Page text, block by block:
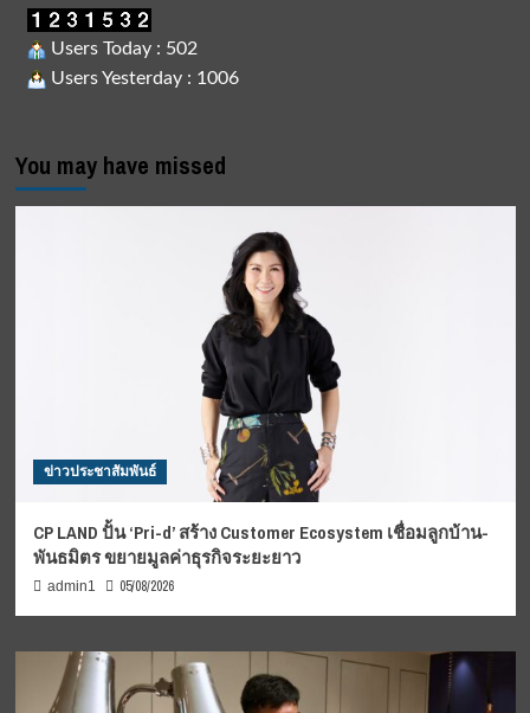
Users Today : 502
Users Yesterday : 1006
You may have missed
ข่าวประชาสัมพันธ์
CP LAND ปั้น ‘Pri-d’ สร้าง Customer Ecosystem เชื่อมลูกบ้าน-
พันธมิตร ขยายมูลค่าธุรกิจระยะยาว
admin1 05/08/2026